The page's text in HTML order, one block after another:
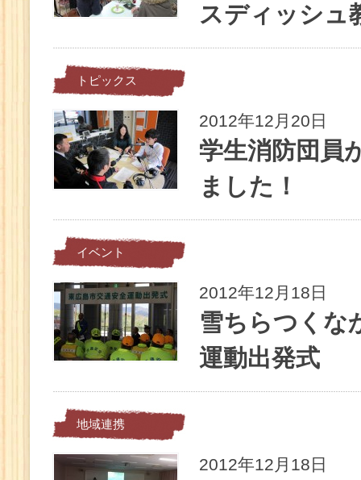
スディッシュ
トピックス
2012年12月20日
学生消防団員
ました！
イベント
2012年12月18日
雪ちらつくな
運動出発式
地域連携
2012年12月18日